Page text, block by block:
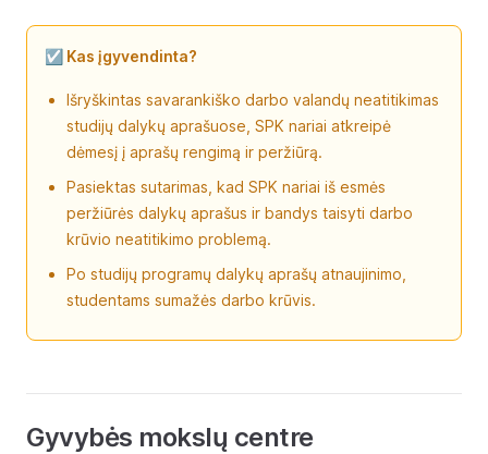
☑️ Kas įgyvendinta?
Išryškintas savarankiško darbo valandų neatitikimas
studijų dalykų aprašuose, SPK nariai atkreipė
dėmesį į aprašų rengimą ir peržiūrą.
Pasiektas sutarimas, kad SPK nariai iš esmės
peržiūrės dalykų aprašus ir bandys taisyti darbo
krūvio neatitikimo problemą.
Po studijų programų dalykų aprašų atnaujinimo,
studentams sumažės darbo krūvis.
Gyvybės mokslų centre